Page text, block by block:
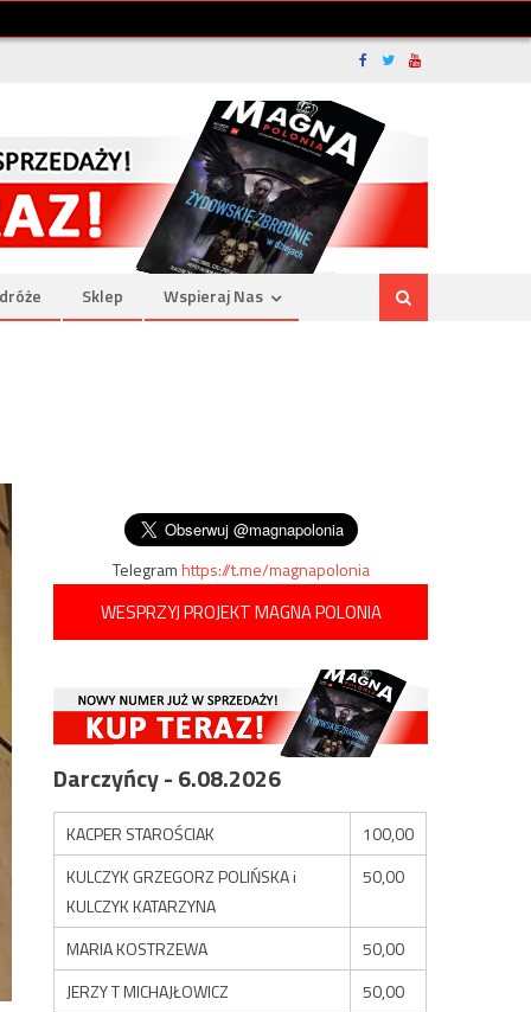
Sklep Wspieraj Nas
Telegramhttps://t.me/magnapolonia
WESPRZYJ PROJEKT MAGNA POLONIA
Darczyńcy - 6.08.2026
KACPER STAROŚCIAK
100,00
KULCZYK GRZEGORZ POLIŃSKA i
KULCZYK KATARZYNA
50,00
MARIA KOSTRZEWA
50,00
JERZY T MICHAJŁOWICZ
50,00